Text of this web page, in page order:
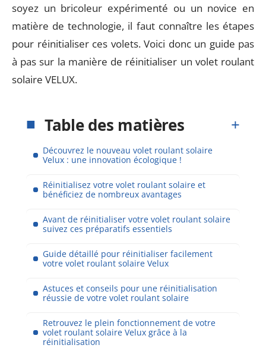
soyez un bricoleur expérimenté ou un novice en
matière de technologie, il faut connaître les étapes
pour réinitialiser ces volets. Voici donc un guide pas
à pas sur la manière de réinitialiser un volet roulant
solaire VELUX.
Table des matières
Découvrez le nouveau volet roulant solaire
Velux : une innovation écologique !
Réinitialisez votre volet roulant solaire et
bénéficiez de nombreux avantages
Avant de réinitialiser votre volet roulant solaire
suivez ces préparatifs essentiels
Guide détaillé pour réinitialiser facilement
votre volet roulant solaire Velux
Astuces et conseils pour une réinitialisation
réussie de votre volet roulant solaire
Retrouvez le plein fonctionnement de votre
volet roulant solaire Velux grâce à la
réinitialisation